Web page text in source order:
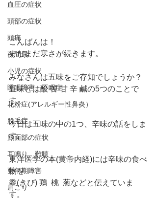
血圧の症状
頭部の症状
頭痛
夜間尿
小児の症状
睡眠障害、不眠症
花粉症(アレルギー性鼻炎）
脱毛症
顔面部の症状
耳鳴り、難聴
更年期障害
肩こり
こんばんは！
まだまだ寒さが続きます。
みなさんは五味をご存知でしょうか？
五味とは酸 苦 甘 辛 鹹の5つのことで
す。
今日は五味の中の1つ、辛味の話をしま
す。
東洋医学の本(黄帝内経)には辛味の食べ
物を
黍(きび) 鶏  桃  葱などと伝えていま
す。